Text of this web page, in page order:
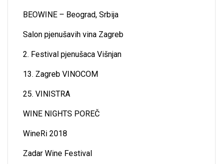
BEOWINE – Beograd, Srbija
Salon pjenušavih vina Zagreb
2. Festival pjenušaca Višnjan
13. Zagreb VINOCOM
25. VINISTRA
WINE NIGHTS POREČ
WineRi 2018
Zadar Wine Festival